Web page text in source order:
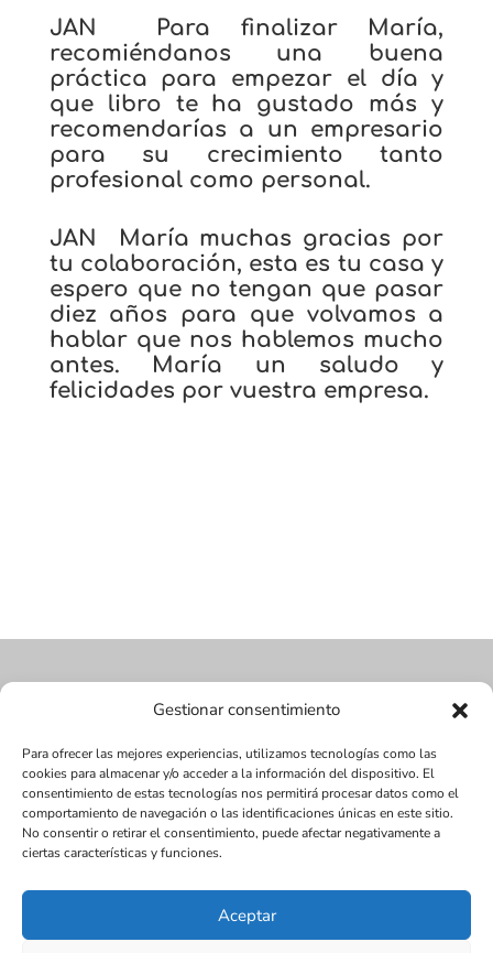
Gestionar consentimiento
Para ofrecer las mejores experiencias, utilizamos tecnologías como las
cookies para almacenar y/o acceder a la información del dispositivo. El
consentimiento de estas tecnologías nos permitirá procesar datos como el
comportamiento de navegación o las identificaciones únicas en este sitio.
No consentir o retirar el consentimiento, puede afectar negativamente a
ciertas características y funciones.
Aceptar
JAN Para finalizar María,
recomiéndanos una buena
práctica para empezar el día y
que libro te ha gustado más y
recomendarías a un empresario
para su crecimiento tanto
profesional como personal.
JAN María muchas gracias por
tu colaboración, esta es tu casa y
espero que no tengan que pasar
diez años para que volvamos a
hablar que nos hablemos mucho
antes. María un saludo y
felicidades por vuestra empresa.
Diseñada por Juan Antonio Narváez | LMDV ©